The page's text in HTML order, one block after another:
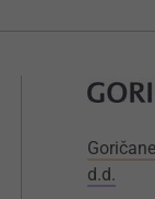
d.d.